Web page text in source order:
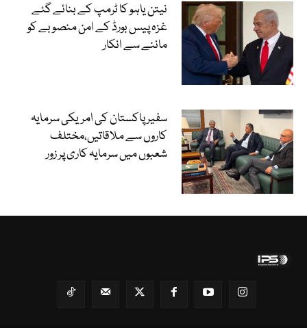
نیتن یاہو کا ٹرمپ کے بنائے گئے
غزہ پیس بورڈ کے امن منصوبے کو
ماننے سے انکار
سفیر پاکستان کی امریکی سرمایہ
کاروں سے ملاقاتیں،مختلف
شعبوں میں سرمایہ کاری پر زور